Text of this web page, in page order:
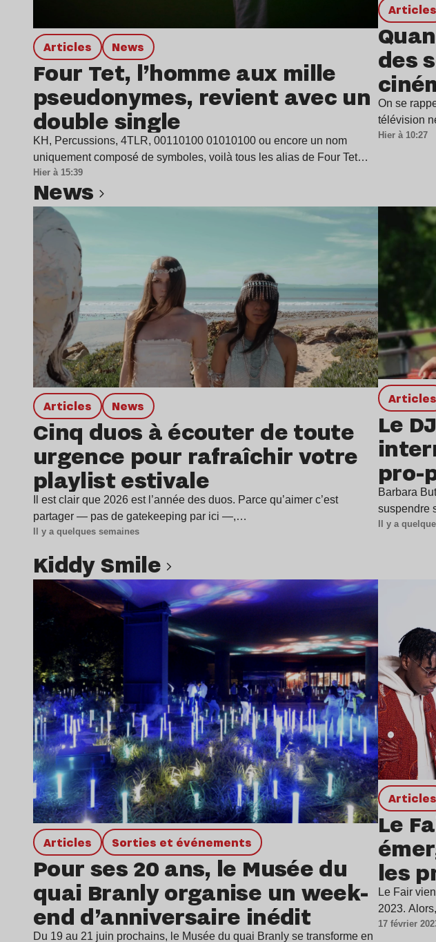
Articles news
Four Tet, l’homme aux mille
pseudonymes, revient avec un
double single
KH, Percussions, 4TLR, 00110100 01010100 ou encore un nom
uniquement composé de symboles, voilà tous les alias de Four Tet…
Hier à 15:39
Articles
des
On se
télévision
Hier à 10:27
news
Articles news
Cinq duos à écouter de toute
urgence pour rafraîchir votre
playlist estivale
Il est clair que 2026 est l’année des duos. Parce qu’aimer c’est
partager — pas de gatekeeping par ici —,…
Il y a quelques semaines
Articles
Le
pro-
Barbara
suspendre
Il y a
Kiddy Smile
Articles Sorties et événements
Pour ses 20 ans, le Musée du
quai Branly organise un week-
end d’anniversaire inédit
Du 19 au 21 juin prochains, le Musée du quai Branly se transforme en
Articles
Le
les
Le Fair
2023.
17 février
Lire l’article